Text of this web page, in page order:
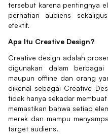
tersebut karena pentingnya
perhatian audiens
efektif.
Apa Itu Creative Design?
Creative design adalah
digunakan dalam
maupun offline dan orang
dikenal sebagai Creative
tidak hanya sekadar
memastikan bahwa setiap
merek dan mampu
target audiens.